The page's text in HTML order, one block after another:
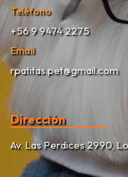
Teléfono
+56 9 9474 2275
Email
rpatitas.pet@gmail.com
Dirección
Av. Las Perdices 2990,